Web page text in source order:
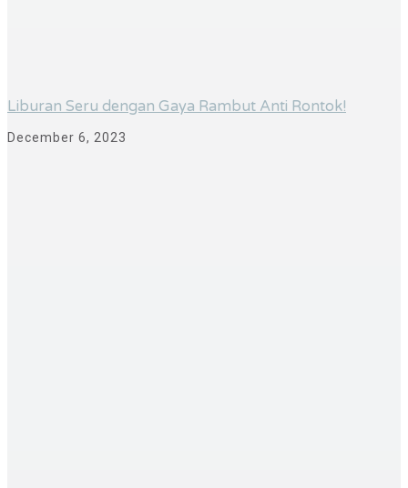
Liburan Seru dengan Gaya Rambut Anti Rontok!
December 6, 2023